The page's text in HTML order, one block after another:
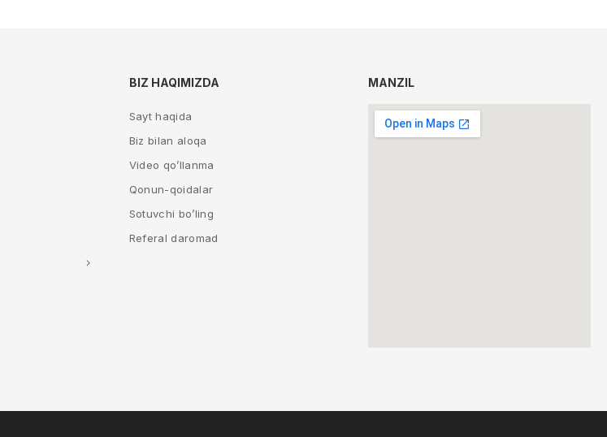
BIZ HAQIMIZDA
Sayt haqida
Biz bilan aloqa
Video qo’llanma
Qonun-qoidalar
Sotuvchi bo’ling
Referal daromad
MANZIL